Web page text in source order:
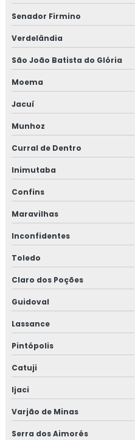
Senador Firmino
Verdelândia
São João Batista do Glória
Moema
Jacuí
Munhoz
Curral de Dentro
Inimutaba
Confins
Maravilhas
Inconfidentes
Toledo
Claro dos Poções
Guidoval
Lassance
Pintópolis
Catuji
Ijaci
Varjão de Minas
Serra dos Aimorés